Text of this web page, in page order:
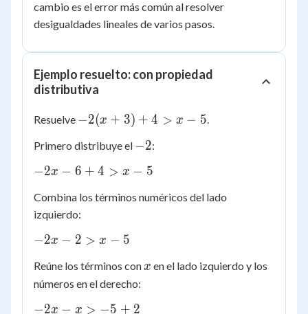
<
-3
>
-3
cambio es el error más común al resolver
desigualdades lineales de varios pasos.
Ejemplo resuelto: con propiedad
distributiva
Resuelve -2(x
3)
+ 4
- 5
−2(x + 3) + 4 > x − 5.
Primero distribuye el -2
−2:
-2x
+
4
x -
5
−2x − 6 + 4 > x − 5
Combina los términos numéricos del lado
izquierdo:
-2x
>
x -
−2x − 2 > x − 5
Reúne los términos con x
x en el lado izquierdo y los
números en el derecho:
-2x
−2x − x > −5 + 2